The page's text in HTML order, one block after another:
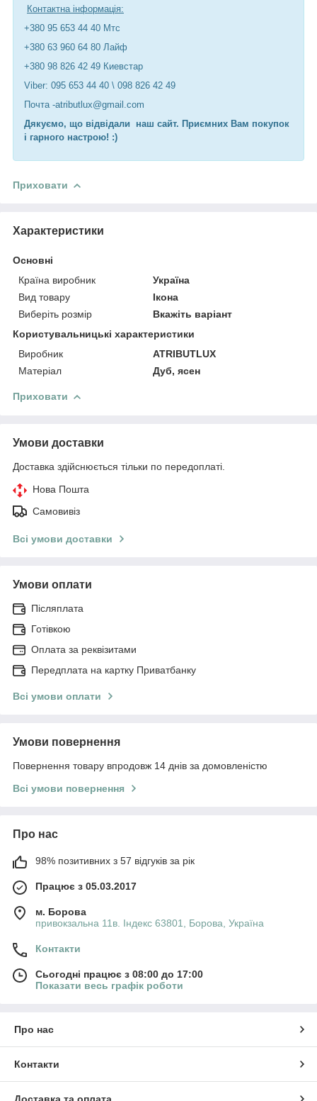
Контактна інформація:
+380 95 653 44 40 Мтс
+380 63 960 64 80 Лайф
+380 98 826 42 49 Киевстар
Viber: 095 653 44 40 \ 098 826 42 49
Почта -atributlux@gmail.com
Дякуємо, що відвідали наш сайт. Приємних Вам покупок
і гарного настрою! :)
Приховати
Характеристики
Основні
Країна виробник
Україна
Вид товару
Ікона
Виберіть розмір
Вкажіть варіант
Користувальницькі характеристики
Виробник
ATRIBUTLUX
Матеріал
Дуб, ясен
Приховати
Умови доставки
Доставка здійснюється тільки по передоплаті.
Нова Пошта
Самовивіз
Всі умови доставки
Умови оплати
Післяплата
Готівкою
Оплата за реквізитами
Передплата на картку Приватбанку
Всі умови оплати
Умови повернення
Повернення товару впродовж 14 днів за домовленістю
Всі умови повернення
Про нас
98% позитивних з 57 відгуків за рік
Працює з 05.03.2017
м. Борова
привокзальна 11в. Індекс 63801, Борова, Україна
Контакти
Сьогодні працює з 08:00 до 17:00
Показати весь графік роботи
Про нас
Контакти